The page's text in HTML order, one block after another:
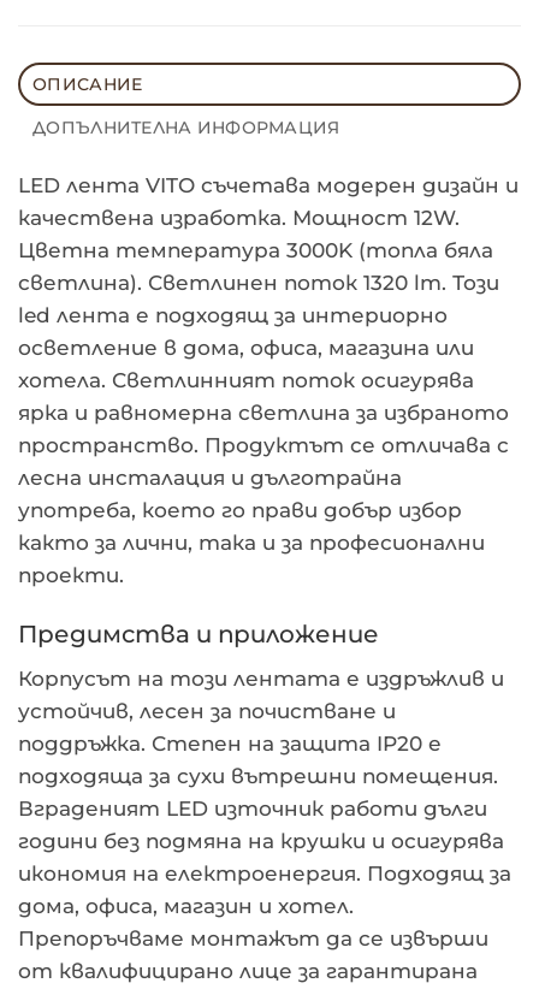
ОПИСАНИЕ
ДОПЪЛНИТЕЛНА ИНФОРМАЦИЯ
LED лента VITO съчетава модерен дизайн и
качествена изработка. Мощност 12W.
Цветна температура 3000K (топла бяла
светлина). Светлинен поток 1320 lm. Този
led лента е подходящ за интериорно
осветление в дома, офиса, магазина или
хотела. Светлинният поток осигурява
ярка и равномерна светлина за избраното
пространство. Продуктът се отличава с
лесна инсталация и дълготрайна
употреба, което го прави добър избор
както за лични, така и за професионални
проекти.
Предимства и приложение
Корпусът на този лентата е издръжлив и
устойчив, лесен за почистване и
поддръжка. Степен на защита IP20 е
подходяща за сухи вътрешни помещения.
Вграденият LED източник работи дълги
години без подмяна на крушки и осигурява
икономия на електроенергия. Подходящ за
дома, офиса, магазин и хотел.
Препоръчваме монтажът да се извърши
от квалифицирано лице за гарантирана